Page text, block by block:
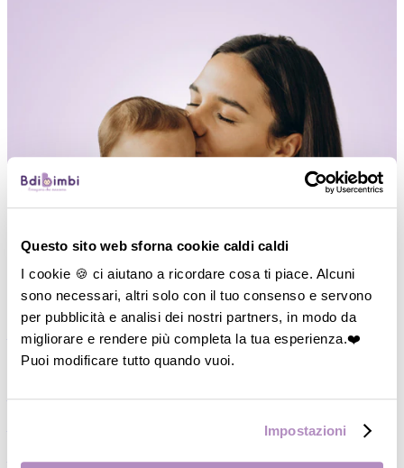
Questo sito web sforna cookie caldi caldi
I cookie 🍪 ci aiutano a ricordare cosa ti piace. Alcuni
sono necessari, altri solo con il tuo consenso e servono
per pubblicità e analisi dei nostri partners, in modo da
migliorare e rendere più completa la tua esperienza.❤️
Puoi modificare tutto quando vuoi.
Impostazioni
―Vedi tutto
di Passeggio
―Carrozzine
―Accessori passeggio